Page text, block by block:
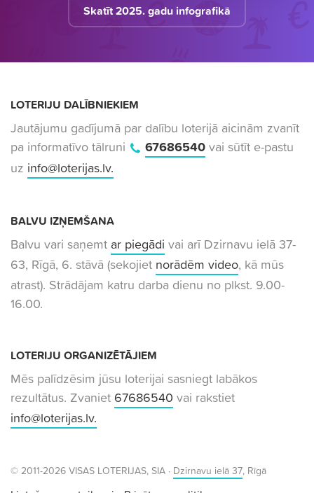
Skatīt 2025. gadu infografikā
LOTERIJU DALĪBNIEKIEM
Jautājumu gadījumā par dalību loterijā aicinām zvanīt
pa informatīvo tālruni
67686540vai sūtīt e-pastu
uz info@loterijas.lv.
BALVU IZŅEMŠANA
Balvu vari saņemt ar piegādi vai arī Dzirnavu ielā 37-
63, Rīgā, 6. stāvā (sekojiet norādēm video, kā mūs
atrast). Strādājam katru darba dienu no plkst. 9.00-
16.00.
LOTERIJU ORGANIZĒTĀJIEM
Mēs palīdzēsim jūsu loterijai sasniegt labākos
rezultātus. Zvaniet 67686540 vai rakstiet
info@loterijas.lv.
© 2011-2026 VISAS LOTERIJAS, SIA · Dzirnavu ielā 37, Rīgā